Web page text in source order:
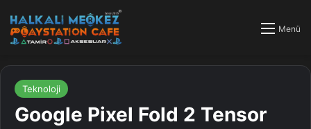
Menü
Teknoloji
Google Pixel Fold 2 Tensor